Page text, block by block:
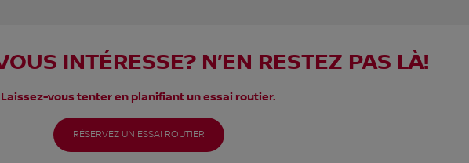
INTÉRESSE? N’EN RESTEZ PAS LÀ!
Laissez-vous tenter en planifiant un essai routier.
RÉSERVEZ UN ESSAI ROUTIER